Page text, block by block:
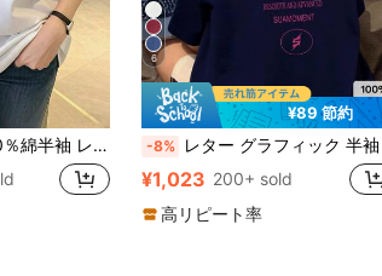
国風トップス 春夏新作 ゆったり通気性tシャツ Y2Kトップス 韓国風ラウンドネックTシャツ 国内発送
6
¥89 節約
-8% レター グラフィック 半袖 ミドル丈Tシャツ、スタイリッシュ カジュアル レディース サマートップス
¥1,023 200+ sold
高リピート率